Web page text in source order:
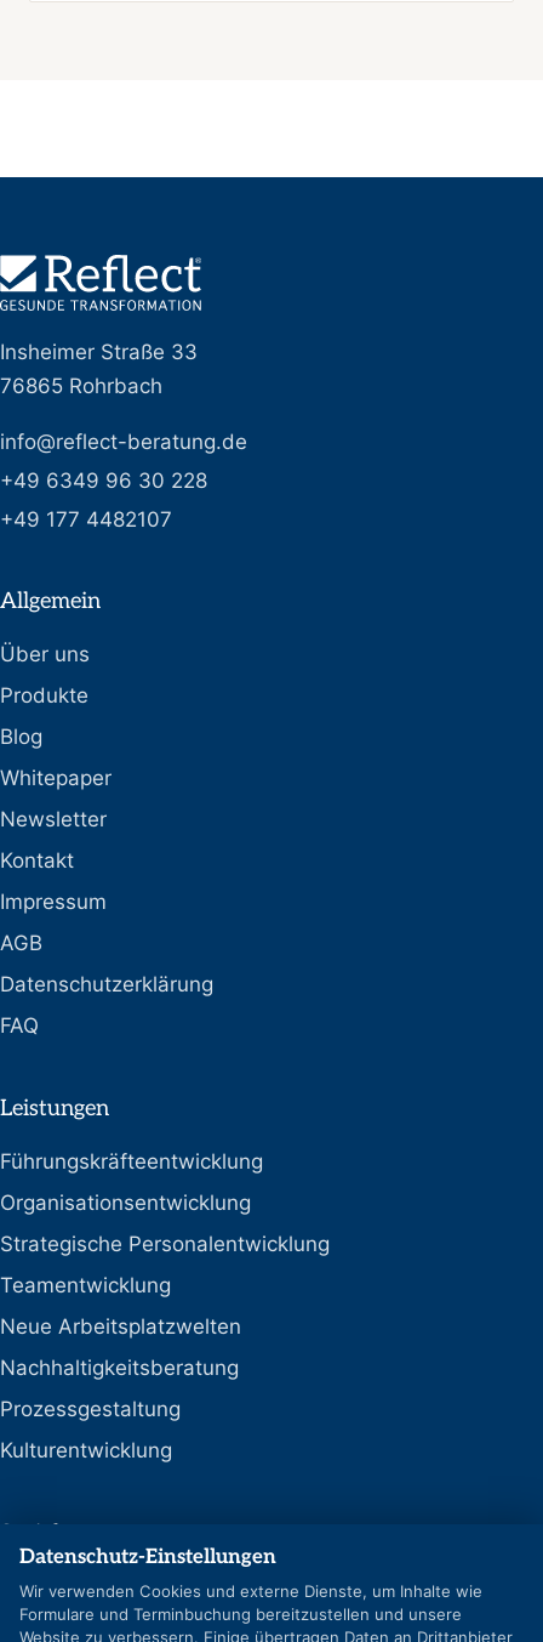
Insheimer Straße 33
76865 Rohrbach
info@reflect-beratung.de
+49 6349 96 30 228
+49 177 4482107
Allgemein
Über uns
Produkte
Blog
Whitepaper
Newsletter
Kontakt
Impressum
AGB
Datenschutzerklärung
FAQ
Leistungen
Führungskräfteentwicklung
Organisationsentwicklung
Strategische Personalentwicklung
Teamentwicklung
Neue Arbeitsplatzwelten
Nachhaltigkeitsberatung
Prozessgestaltung
Kulturentwicklung
Social
LinkedIn
Google-Profil
Datenschutz-Einstellungen
Wir verwenden Cookies und externe Dienste, um Inhalte wie
Formulare und Terminbuchung bereitzustellen und unsere
Website zu verbessern. Einige übertragen Daten an Drittanbieter